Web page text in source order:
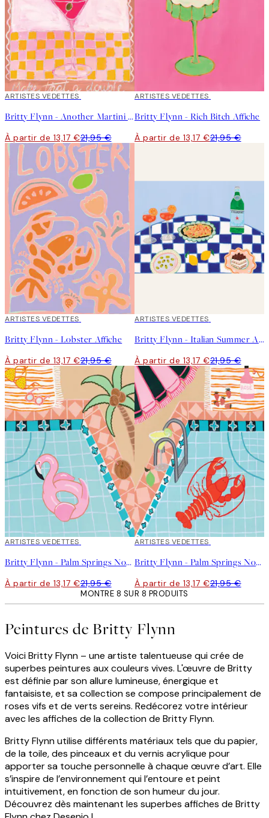
40%*
ARTISTES VEDETTES
Britty Flynn - Another Martini Affiche
À partir de 13,17 €21,95 €
40%*
ARTISTES VEDETTES
Britty Flynn - Rich Bitch Affiche
À partir de 13,17 €21,95 €
40%*
ARTISTES VEDETTES
Britty Flynn - Lobster Affiche
À partir de 13,17 €21,95 €
40%*
ARTISTES VEDETTES
Britty Flynn - Italian Summer Affiche
À partir de 13,17 €21,95 €
40%*
ARTISTES VEDETTES
Britty Flynn - Palm Springs No2 Affiche
À partir de 13,17 €21,95 €
40%*
ARTISTES VEDETTES
Britty Flynn - Palm Springs No1 Affiche
À partir de 13,17 €21,95 €
MONTRE 8 SUR 8 PRODUITS
Peintures de Britty Flynn
Voici Britty Flynn – une artiste talentueuse qui crée de
superbes peintures aux couleurs vives. L'œuvre de Britty
est définie par son allure lumineuse, énergique et
fantaisiste, et sa collection se compose principalement de
roses vifs et de verts sereins. Redécorez votre intérieur
avec les affiches de la collection de Britty Flynn.
Britty Flynn utilise différents matériaux tels que du papier,
de la toile, des pinceaux et du vernis acrylique pour
apporter sa touche personnelle à chaque œuvre d’art. Elle
s’inspire de l’environnement qui l’entoure et peint
intuitivement, en fonction de son humeur du jour.
Découvrez dès maintenant les superbes affiches de Britty